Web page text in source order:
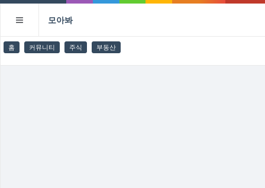
모아봐
홈 커뮤니티 주식 부동산